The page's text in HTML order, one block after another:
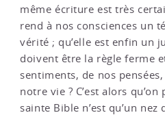
même écriture est très
rend à nos consciences un
vérité ; qu’elle est enfin un
doivent être la règle ferme
sentiments, de nos
notre vie ? C’est alors
sainte Bible n’est qu’un